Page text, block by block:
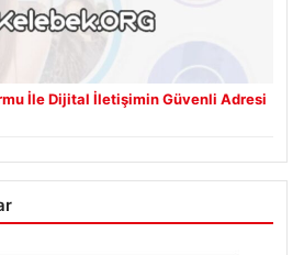
İle Dijital İletişimin Güvenli Adresi